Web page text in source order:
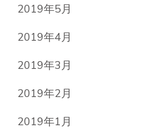
2019年5月
2019年4月
2019年3月
2019年2月
2019年1月